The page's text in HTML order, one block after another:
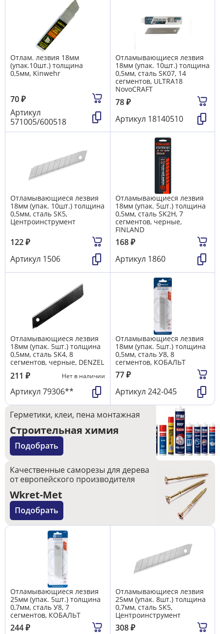
Отлам. лезвия 18мм
(упак.10шт.) толщина
0,5мм, Kinwehr
70₽
Артикул
571005/600518
Отламывающиеся лезвия
18мм (упак. 10шт.) толщина
0,5мм, сталь SK07, 14
сегментов, ULTRA18
NovoCRAFT
78₽
Артикул 18140510
Отламывающиеся лезвия
18мм (упак. 10шт.) толщина
0,5мм, сталь SK5,
Центроинструмент
122₽
Артикул 1506
Отламывающиеся лезвия
18мм (упак. 5шт.) толщина
0,5мм, сталь SK2H, 7
сегментов, черные,
FINLAND
168₽
Артикул 1860
Отламывающиеся лезвия
18мм (упак. 5шт.) толщина
0,5мм, сталь SK4, 8
сегментов, черные, DENZEL
211 ₽ Нет в наличии
Артикул 79306**
Отламывающиеся лезвия
18мм (упак. 5шт.) толщина
0,5мм, сталь У8, 8
сегментов, КОБАЛЬТ
77₽
Артикул 242-045
Герметики, клеи, пена монтажная
Строительная химия
Подобрать
Качественные саморезы для дерева
от европейского производителя
Wkret-Met
Подобрать
Отламывающиеся лезвия
25мм (упак. 5шт.) толщина
0,7мм, сталь У8, 7
сегментов, КОБАЛЬТ
244₽
Отламывающиеся лезвия
25мм (упак. 8шт.) толщина
0,7мм, сталь SK5,
Центроинструмент
308₽